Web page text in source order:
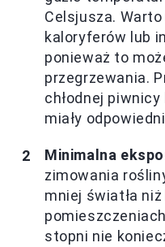
Celsjusza.
kaloryferów lub
ponieważ to
przegrzewania.
chłodnej
miały
Minimalna
zimowania
mniej światła
stopni nie